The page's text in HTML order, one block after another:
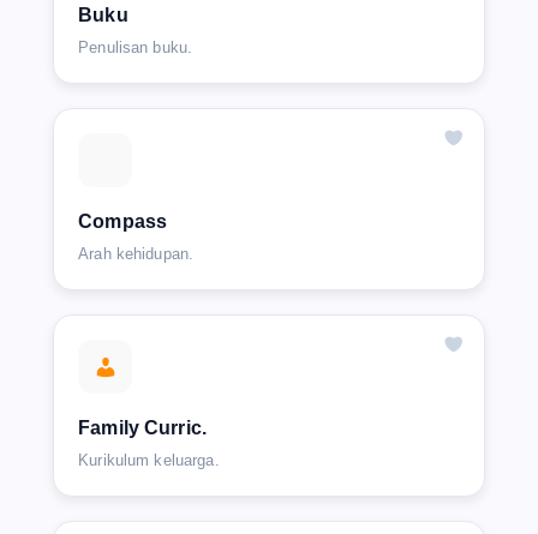
Buku
Penulisan buku.
Compass
Arah kehidupan.
Family Curric.
Kurikulum keluarga.